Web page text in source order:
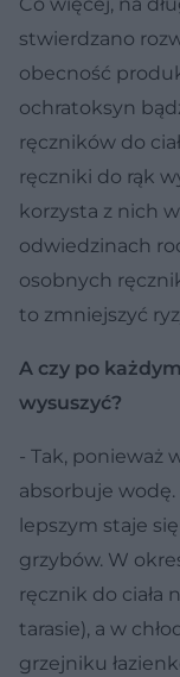
stwierdzano
obecność
ochratoksyn
ręczników do
ręczniki do rąk
korzysta z nich
odwiedzinach
osobnych
to zmniejszyć
A czy po
wysuszyć?
- Tak, ponieważ
absorbuje
lepszym staje
grzybów. W
ręcznik do ciała
tarasie), a w
grzejniku